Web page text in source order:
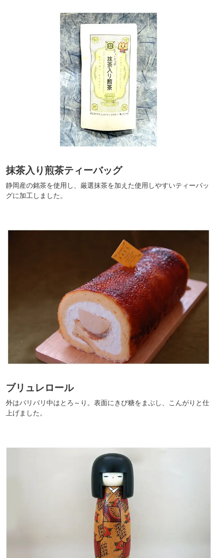
抹茶入り煎茶ティーバッグ
静岡産の銘茶を使用し、厳選抹茶を加えた使用しやすいティーバッ
グに加工しました。
ブリュレロール
外はパリパリ中はとろ～り。表面にきび糖をまぶし、こんがりと仕
上げました。